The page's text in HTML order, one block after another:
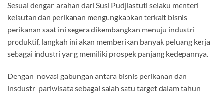
Sesuai dengan arahan dari Susi Pudjiastuti selaku menteri
kelautan dan perikanan mengungkapkan terkait bisnis
perikanan saat ini segera dikembangkan menuju industri
produktif, langkah ini akan memberikan banyak peluang kerja
sebagai industri yang memiliki prospek panjang kedepannya.
Dengan inovasi gabungan antara bisnis perikanan dan
insdustri pariwisata sebagai salah satu target dalam tahun